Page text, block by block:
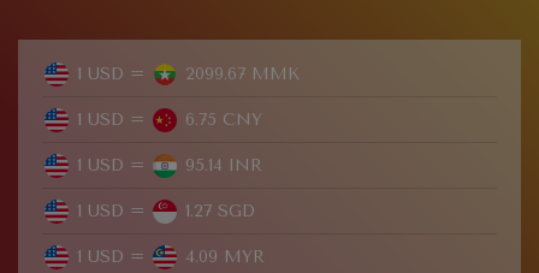
1 USD = 2099.67 MMK
1 USD = 6.75 CNY
1 USD = 95.14 INR
1 USD = 1.27 SGD
1 USD = 4.09 MYR